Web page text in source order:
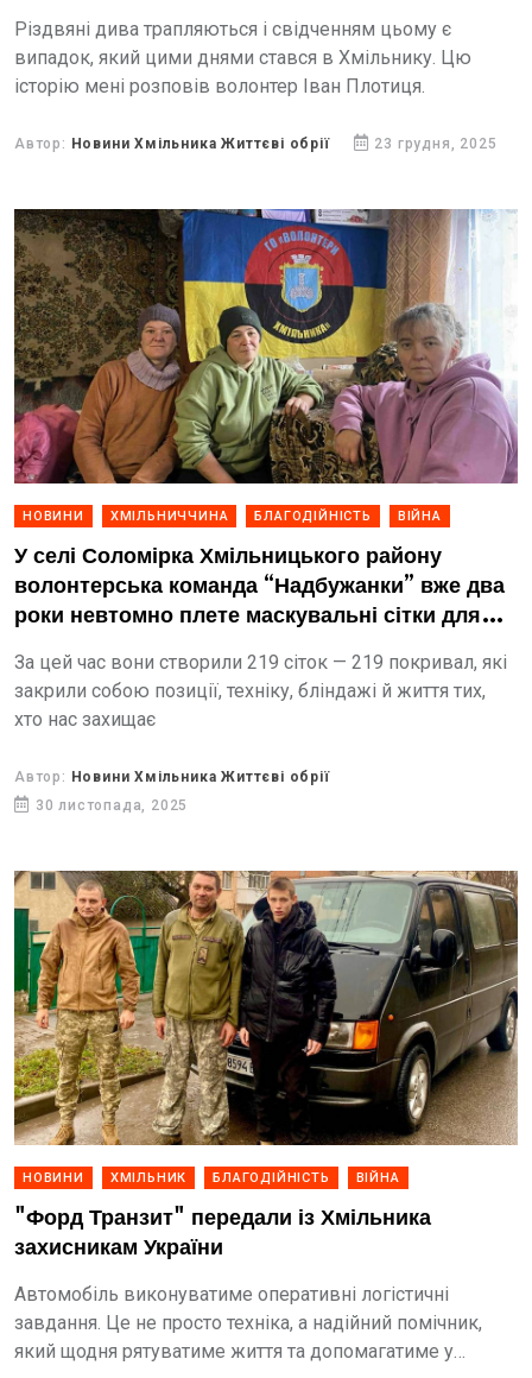
Різдвяні дива трапляються і свідченням цьому є
випадок, який цими днями стався в Хмільнику. Цю
історію мені розповів волонтер Іван Плотиця.
Автор: Новини Хмільника Життєві обрії 23 грудня, 2025
НОВИНИ ХМІЛЬНИЧЧИНА БЛАГОДІЙНІСТЬ ВІЙНА
У селі Соломірка Хмільницького району
волонтерська команда “Надбужанки” вже два
роки невтомно плете маскувальні сітки для
За цей час вони створили 219 сіток — 219 покривал, які
закрили собою позиції, техніку, бліндажі й життя тих,
хто нас захищає
Автор: Новини Хмільника Життєві обрії
30 листопада, 2025
НОВИНИ ХМІЛЬНИК БЛАГОДІЙНІСТЬ ВІЙНА
"Форд Транзит" передали із Хмільника
захисникам України
Автомобіль виконуватиме оперативні логістичні
завдання. Це не просто техніка, а надійний помічник,
який щодня рятуватиме життя та допомагатиме у